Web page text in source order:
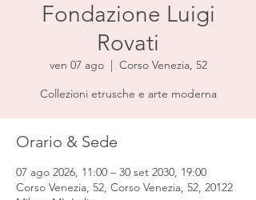
Fondazione Luigi
Rovati
ven 07 ago
  |
Corso Venezia, 52
Collezioni etrusche e arte moderna
Orario & Sede
07 ago 2026, 11:00 – 30 set 2030, 19:00
Corso Venezia, 52, Corso Venezia, 52, 20122